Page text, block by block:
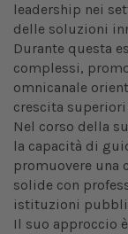
leadership nei
delle soluzioni
Durante questa
complessi,
omnicanale
crescita
Nel corso della
la capacità di
promuovere una
solide con
istituzioni
Il suo approccio